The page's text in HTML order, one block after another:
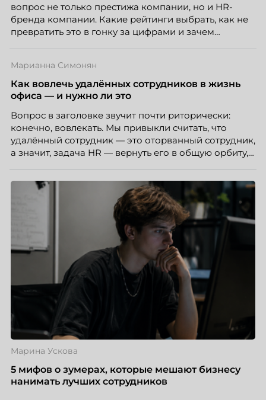
вопрос не только престижа компании, но и HR-
бренда компании. Какие рейтинги выбрать, как не
превратить это в гонку за цифрами и зачем
Чеснокова, HR-директор Right line.
Марианна Симонян
Как вовлечь удалённых сотрудников в жизнь
офиса — и нужно ли это
Вопрос в заголовке звучит почти риторически:
конечно, вовлекать. Мы привыкли считать, что
удалённый сотрудник — это оторванный сотрудник,
а значит, задача HR — вернуть его в общую орбиту,
вовлечения, стоит остановиться на неудобном
факте: данные говорят ровно обратное тому, что
подсказывает интуиция. Автор свежего выпуска
Марианна Симонян — HR Tech лидер, эксперт по
People Analytics, приглашённый лектор НИУ ВШЭ и
МИФИ, автор книги «Дао женской карьеры».
Марина Ускова
5 мифов о зумерах, которые мешают бизнесу
нанимать лучших сотрудников